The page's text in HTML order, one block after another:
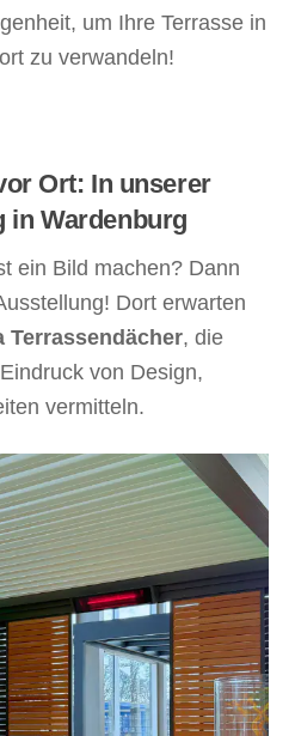
um Ihre Terrasse in
zu verwandeln!
Ort: In unserer
in Wardenburg
ein Bild machen? Dann
Dort erwarten
Terrassendächer, die
von Design,
vermitteln.